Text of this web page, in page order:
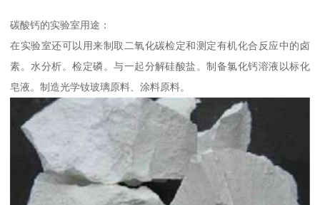
碳酸钙的实验室用途：
在实验室还可以用来制取二氧化碳检定和测定有机化合反应中的卤
素。水分析。检定磷。与一起分解硅酸盐。制备氯化钙溶液以标化
皂液。制造光学钕玻璃原料、涂料原料。